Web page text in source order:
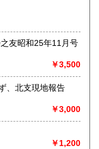
970円
970円
大正・昭和初期の
ミステリなどの大
写真や資料・地図
友昭和25年11月号
￥3,500
、北支現地報告
￥3,000
￥1,200